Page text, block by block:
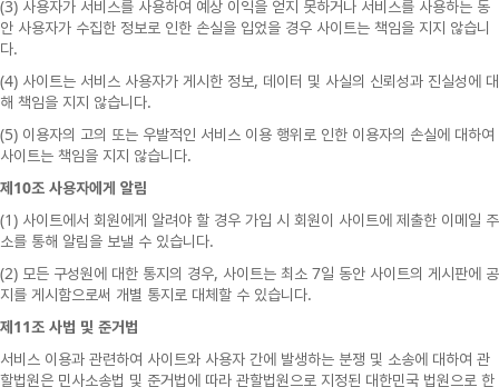
(3) 사용자가 서비스를 사용하여 예상 이익을 얻지 못하거나 서비스를 사용하는 동
안 사용자가 수집한 정보로 인한 손실을 입었을 경우 사이트는 책임을 지지 않습니
다.
(4) 사이트는 서비스 사용자가 게시한 정보, 데이터 및 사실의 신뢰성과 진실성에 대
해 책임을 지지 않습니다.
(5) 이용자의 고의 또는 우발적인 서비스 이용 행위로 인한 이용자의 손실에 대하여
사이트는 책임을 지지 않습니다.
제 10조 사용자에게 알림
(1) 사이트에서 회원에게 알려야 할 경우 가입 시 회원이 사이트에 제출한 이메일 주
소를 통해 알림을 보낼 수 있습니다.
(2) 모든 구성원에 대한 통지의 경우, 사이트는 최소 7일 동안 사이트의 게시판에 공
지를 게시함으로써 개별 통지로 대체할 수 있습니다.
제 11조 사법 및 준거법
서비스 이용과 관련하여 사이트와 사용자 간에 발생하는 분쟁 및 소송에 대하여 관
할법원은 민사소송법 및 준거법에 따라 관할법원으로 지정된 대한민국 법원으로 한